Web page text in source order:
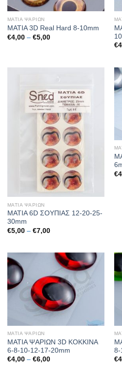
ΜΑΤΙΑ ΨΑΡΙΩΝ
ΜΑΤΙΑ 3D Real Hard 8-10mm
€4,00 – €5,00Price
€
ΜΑΤΙΑ ΨΑΡΙΩΝ
ΜΑΤΙΑ 6D ΣΟΥΠΙΑΣ 12-20-25-
30mm
€5,00 – €7,00Price
€7,00
€
ΜΑΤΙΑ ΨΑΡΙΩΝ
ΜΑΤΙΑ ΨΑΡΙΩΝ 3D ΚΟΚΚΙΝΑ
6-8-10-12-17-20mm
€4,00 – €6,00Price
8-
€